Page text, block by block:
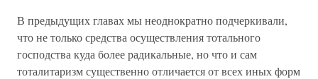
В предыдущих главах мы неоднократно подчеркивали,
что не только средства осуществления тотального
господства куда более радикальные, но что и сам
тоталитаризм существенно отличается от всех иных форм